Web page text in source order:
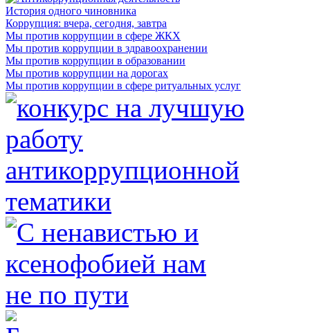
История одного чиновника
Коррупция: вчера, сегодня, завтра
Мы против коррупции в сфере ЖКХ
Мы против коррупции в здравоохранении
Мы против коррупции в образовании
Мы против коррупции на дорогах
Мы против коррупции в сфере ритуальных услуг